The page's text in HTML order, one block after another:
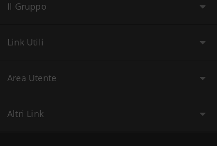
Il Gruppo
Link Utili
Area Utente
Altri Link